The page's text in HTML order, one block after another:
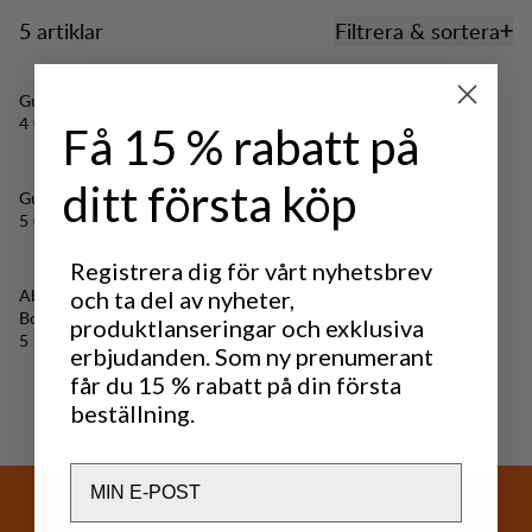
5 artiklar Filtrera & sortera
Produkter
Guide BC
Pris:
4 000 kr
Guide Expedition 75
Pris:
5 000 kr
Abisku Xplore Ski Boot
Pris:
4 500 kr
Abisku Expedition Xplore Ski
Boot
Pris:
5 200 kr
Få 15 % rabatt på
ditt första köp
Registrera dig för vårt nyhetsbrev
och ta del av nyheter,
produktlanseringar och exklusiva
erbjudanden. Som ny prenumerant
får du 15 % rabatt på din första
beställning.